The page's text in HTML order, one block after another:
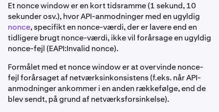
Et nonce window er en kort tidsramme (1 sekund, 10
sekunder osv.), hvor API-anmodninger med en ugyldig
nonce, specifikt en nonce-værdi, der er lavere end en
tidligere brugt nonce-værdi, ikke vil forårsage en ugyldig
nonce-fejl (EAPI:Invalid nonce).
Formålet med et nonce window er at overvinde nonce-
fejl forårsaget af netværksinkonsistens (f.eks. når API-
anmodninger ankommer i en anden rækkefølge, end de
blev sendt, på grund af netværksforsinkelse).